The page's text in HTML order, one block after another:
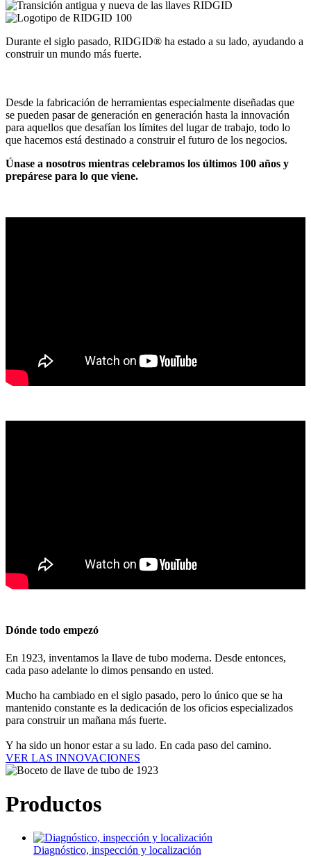
Durante el siglo pasado, RIDGID® ha estado a su lado, ayudando a
construir un mundo más fuerte.
Desde la fabricación de herramientas especialmente diseñadas que
se pueden pasar de generación en generación hasta la innovación
para aquellos que desafían los límites del lugar de trabajo, todo lo
que hacemos está destinado a construir el futuro de los negocios.
Únase a nosotros mientras celebramos los últimos 100 años y
prepárese para lo que viene.
Dónde todo empezó
En 1923, inventamos la llave de tubo moderna. Desde entonces,
cada paso adelante lo dimos pensando en usted.
Mucho ha cambiado en el siglo pasado, pero lo único que se ha
mantenido constante es la dedicación de los oficios especializados
para construir un mañana más fuerte.
Y ha sido un honor estar a su lado. En cada paso del camino.
VER LAS INNOVACIONES
Productos
Diagnóstico, inspección y localización